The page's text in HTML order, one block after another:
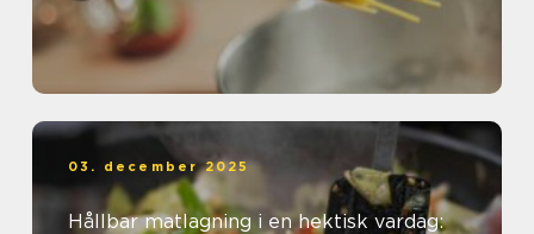
03. december 2025
Hållbar matlagning i en hektisk vardag: